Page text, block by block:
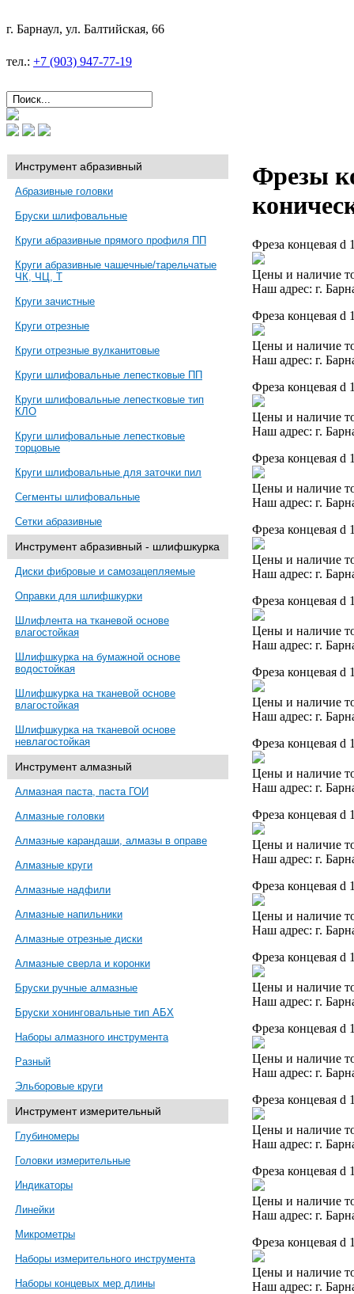
г. Барнаул, ул. Балтийская, 66
тел.: +7 (903) 947-77-19
Инструмент абразивный
Абразивные головки
Бруски шлифовальные
Круги абразивные прямого профиля ПП
Круги абразивные чашечные/тарельчатые
ЧК, ЧЦ, Т
Круги зачистные
Круги отрезные
Круги отрезные вулканитовые
Круги шлифовальные лепестковые ПП
Круги шлифовальные лепестковые тип
КЛО
Круги шлифовальные лепестковые
торцовые
Круги шлифовальные для заточки пил
Сегменты шлифовальные
Сетки абразивные
Инструмент абразивный - шлифшкурка
Диски фибровые и самозацепляемые
Оправки для шлифшкурки
Шлифлента на тканевой основе
влагостойкая
Шлифшкурка на бумажной основе
водостойкая
Шлифшкурка на тканевой основе
влагостойкая
Шлифшкурка на тканевой основе
невлагостойкая
Инструмент алмазный
Алмазная паста, паста ГОИ
Алмазные головки
Алмазные карандаши, алмазы в оправе
Алмазные круги
Алмазные надфили
Алмазные напильники
Алмазные отрезные диски
Алмазные сверла и коронки
Бруски ручные алмазные
Бруски хонинговальные тип АБХ
Наборы алмазного инструмента
Разный
Эльборовые круги
Инструмент измерительный
Глубиномеры
Головки измерительные
Индикаторы
Линейки
Микрометры
Наборы измерительного инструмента
Наборы концевых мер длины
Фрезы
Фреза концевая
Цены и наличие
Наш адрес: г.
Фреза концевая
Цены и наличие
Наш адрес: г.
Фреза концевая
Цены и наличие
Наш адрес: г.
Фреза концевая
Цены и наличие
Наш адрес: г.
Фреза концевая
Цены и наличие
Наш адрес: г.
Фреза концевая
Цены и наличие
Наш адрес: г.
Фреза концевая
Цены и наличие
Наш адрес: г.
Фреза концевая
Цены и наличие
Наш адрес: г.
Фреза концевая
Цены и наличие
Наш адрес: г.
Фреза концевая
Цены и наличие
Наш адрес: г.
Фреза концевая
Цены и наличие
Наш адрес: г.
Фреза концевая
Цены и наличие
Наш адрес: г.
Фреза концевая
Цены и наличие
Наш адрес: г.
Фреза концевая
Цены и наличие
Наш адрес: г.
Фреза концевая
Цены и наличие
Наш адрес: г.